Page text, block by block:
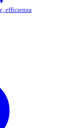
efficienza